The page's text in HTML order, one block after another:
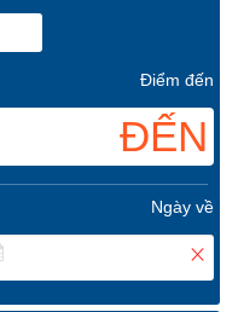
Điểm đến
ĐẾN
Ngày về